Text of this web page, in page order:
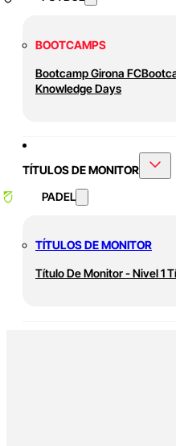
BOOTCAMPS
Bootcamp Girona FC
Knowledge Days
TÍTULOS DE MONITOR
PADEL
TÍTULOS DE MONITOR
Título De Monitor - Nivel 1